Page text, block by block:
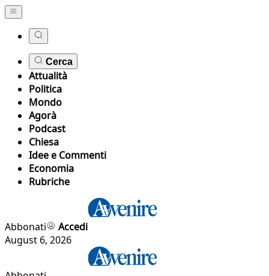
Cerca
Attualità
Politica
Mondo
Agorà
Podcast
Chiesa
Idee e Commenti
Economia
Rubriche
Abbonati
Accedi
August 6, 2026